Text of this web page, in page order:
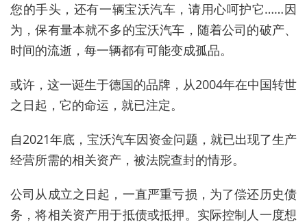
您的手头，还有一辆宝沃汽车，请用心呵护它……因
为，保有量本就不多的宝沃汽车，随着公司的破产、
时间的流逝，每一辆都有可能变成孤品。
或许，这一诞生于德国的品牌，从2004年在中国转世
之日起，它的命运，就已注定。
自2021年底，宝沃汽车因资金问题，就已出现了生产
经营所需的相关资产，被法院查封的情形。
公司从成立之日起，一直严重亏损，为了偿还历史债
务，将相关资产用于抵债或抵押。实际控制人一度想